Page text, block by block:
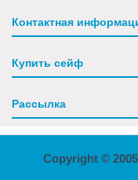
Контактная
Купить сейф
Рассылка
Copyright ©